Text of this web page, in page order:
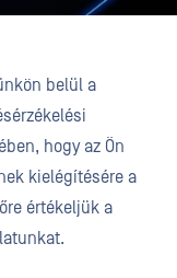
belül a
hogy az Ön
kielégítésére a
értékeljük a